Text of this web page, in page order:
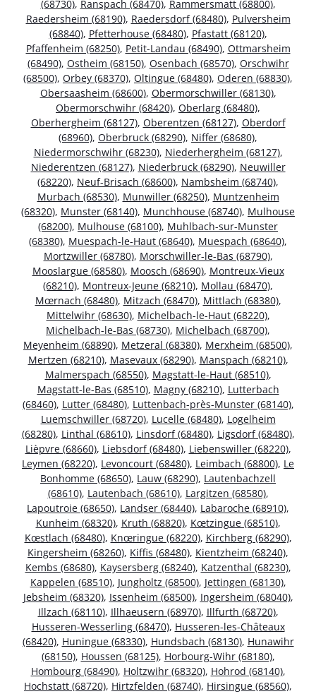
(68730), Ranspach (68470), Rammersmatt (68800),
Raedersheim (68190), Raedersdorf (68480), Pulversheim
(68840), Pfetterhouse (68480), Pfastatt (68120),
Pfaffenheim (68250), Petit-Landau (68490), Ottmarsheim
(68490), Ostheim (68150), Osenbach (68570), Orschwihr
(68500), Orbey (68370), Oltingue (68480), Oderen (68830),
Obersaasheim (68600), Obermorschwiller (68130),
Obermorschwihr (68420), Oberlarg (68480),
Oberhergheim (68127), Oberentzen (68127), Oberdorf
(68960), Oberbruck (68290), Niffer (68680),
Niedermorschwihr (68230), Niederhergheim (68127),
Niederentzen (68127), Niederbruck (68290), Neuwiller
(68220), Neuf-Brisach (68600), Nambsheim (68740),
Murbach (68530), Munwiller (68250), Muntzenheim
(68320), Munster (68140), Munchhouse (68740), Mulhouse
(68200), Mulhouse (68100), Muhlbach-sur-Munster
(68380), Muespach-le-Haut (68640), Muespach (68640),
Mortzwiller (68780), Morschwiller-le-Bas (68790),
Mooslargue (68580), Moosch (68690), Montreux-Vieux
(68210), Montreux-Jeune (68210), Mollau (68470),
Mœrnach (68480), Mitzach (68470), Mittlach (68380),
Mittelwihr (68630), Michelbach-le-Haut (68220),
Michelbach-le-Bas (68730), Michelbach (68700),
Meyenheim (68890), Metzeral (68380), Merxheim (68500),
Mertzen (68210), Masevaux (68290), Manspach (68210),
Malmerspach (68550), Magstatt-le-Haut (68510),
Magstatt-le-Bas (68510), Magny (68210), Lutterbach
(68460), Lutter (68480), Luttenbach-près-Munster (68140),
Luemschwiller (68720), Lucelle (68480), Logelheim
(68280), Linthal (68610), Linsdorf (68480), Ligsdorf (68480),
Lièpvre (68660), Liebsdorf (68480), Liebenswiller (68220),
Leymen (68220), Levoncourt (68480), Leimbach (68800), Le
Bonhomme (68650), Lauw (68290), Lautenbachzell
(68610), Lautenbach (68610), Largitzen (68580),
Lapoutroie (68650), Landser (68440), Labaroche (68910),
Kunheim (68320), Kruth (68820), Kœtzingue (68510),
Kœstlach (68480), Knœringue (68220), Kirchberg (68290),
Kingersheim (68260), Kiffis (68480), Kientzheim (68240),
Kembs (68680), Kaysersberg (68240), Katzenthal (68230),
Kappelen (68510), Jungholtz (68500), Jettingen (68130),
Jebsheim (68320), Issenheim (68500), Ingersheim (68040),
Illzach (68110), Illhaeusern (68970), Illfurth (68720),
Husseren-Wesserling (68470), Husseren-les-Châteaux
(68420), Huningue (68330), Hundsbach (68130), Hunawihr
(68150), Houssen (68125), Horbourg-Wihr (68180),
Hombourg (68490), Holtzwihr (68320), Hohrod (68140),
Hochstatt (68720), Hirtzfelden (68740), Hirsingue (68560),